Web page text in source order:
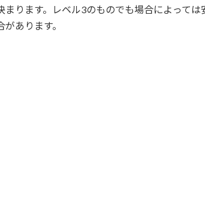
まります。レベル3のものでも場合によって
あります。